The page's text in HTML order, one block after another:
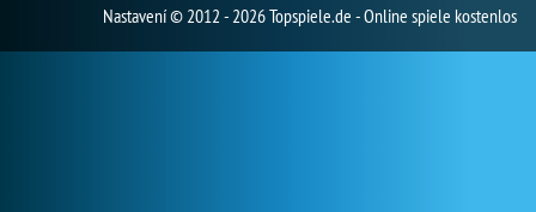
Nastavení© 2012 - 2026 Topspiele.de - Online spiele kostenlos